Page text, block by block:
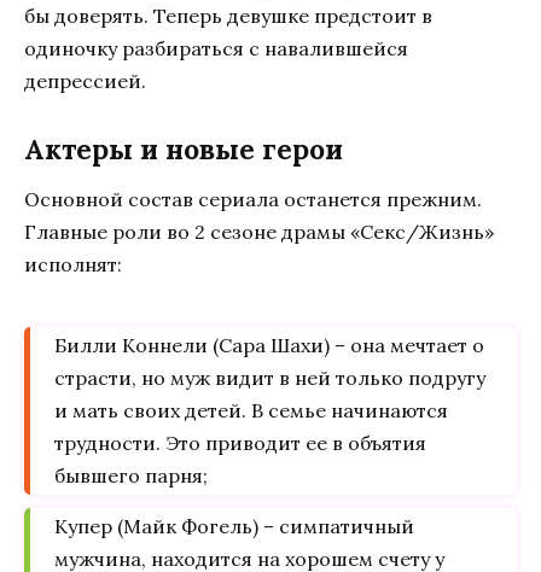
бы доверять. Теперь девушке предстоит в
одиночку разбираться с навалившейся
депрессией.
Актеры и новые герои
Основной состав сериала останется прежним.
Главные роли во 2 сезоне драмы «Секс/Жизнь»
исполнят:
Билли Коннели (Сара Шахи) – она мечтает о
страсти, но муж видит в ней только подругу
и мать своих детей. В семье начинаются
трудности. Это приводит ее в объятия
бывшего парня;
Купер (Майк Фогель) – симпатичный
мужчина, находится на хорошем счету у